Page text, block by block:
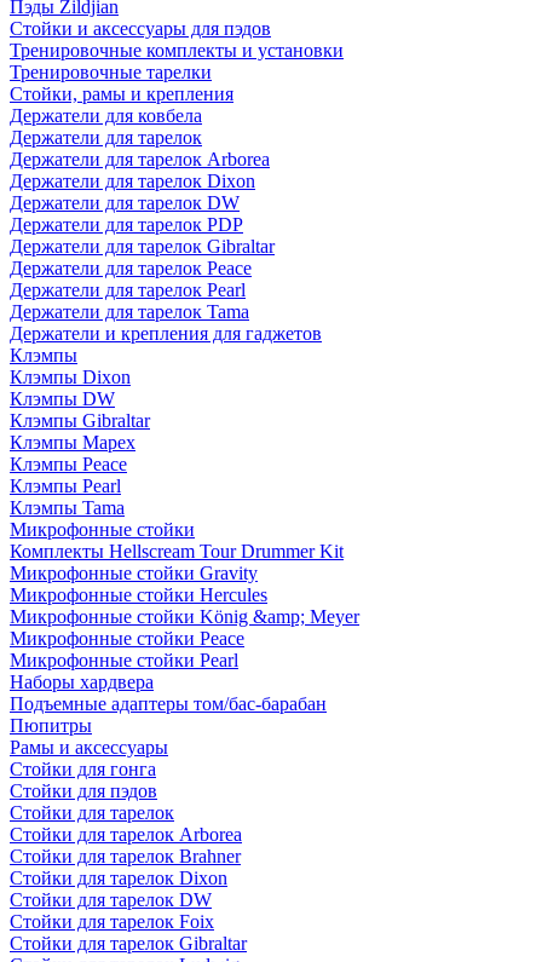
Пэды Zildjian
Стойки и аксессуары для пэдов
Тренировочные комплекты и установки
Тренировочные тарелки
Стойки, рамы и крепления
Держатели для ковбела
Держатели для тарелок
Держатели для тарелок Arborea
Держатели для тарелок Dixon
Держатели для тарелок DW
Держатели для тарелок PDP
Держатели для тарелок Gibraltar
Держатели для тарелок Peace
Держатели для тарелок Pearl
Держатели для тарелок Tama
Держатели и крепления для гаджетов
Клэмпы
Клэмпы Dixon
Клэмпы DW
Клэмпы Gibraltar
Клэмпы Mapex
Клэмпы Peace
Клэмпы Pearl
Клэмпы Tama
Микрофонные стойки
Комплекты Hellscream Tour Drummer Kit
Микрофонные стойки Gravity
Микрофонные стойки Hercules
Микрофонные стойки König &amp; Meyer
Микрофонные стойки Peace
Микрофонные стойки Pearl
Наборы хардвера
Подъемные адаптеры том/бас-барабан
Пюпитры
Рамы и аксессуары
Стойки для гонга
Стойки для пэдов
Стойки для тарелок
Стойки для тарелок Arborea
Стойки для тарелок Brahner
Стойки для тарелок Dixon
Стойки для тарелок DW
Стойки для тарелок Foix
Стойки для тарелок Gibraltar